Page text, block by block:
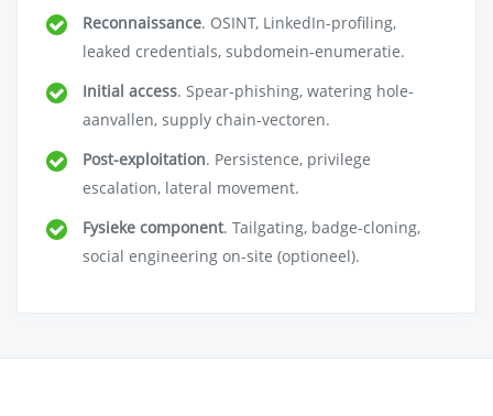
Reconnaissance. OSINT, LinkedIn-profiling,
leaked credentials, subdomein-enumeratie.
Initial access. Spear-phishing, watering hole-
aanvallen, supply chain-vectoren.
Post-exploitation. Persistence, privilege
escalation, lateral movement.
Fysieke component. Tailgating, badge-cloning,
social engineering on-site (optioneel).